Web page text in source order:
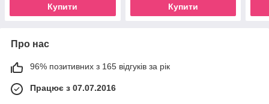
Купити Купити
Про нас
96% позитивних з 165 відгуків за рік
Працює з 07.07.2016